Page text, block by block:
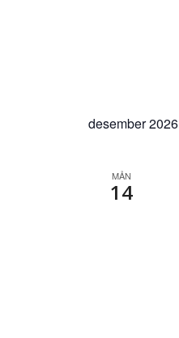
desember 2026
MÅN
14